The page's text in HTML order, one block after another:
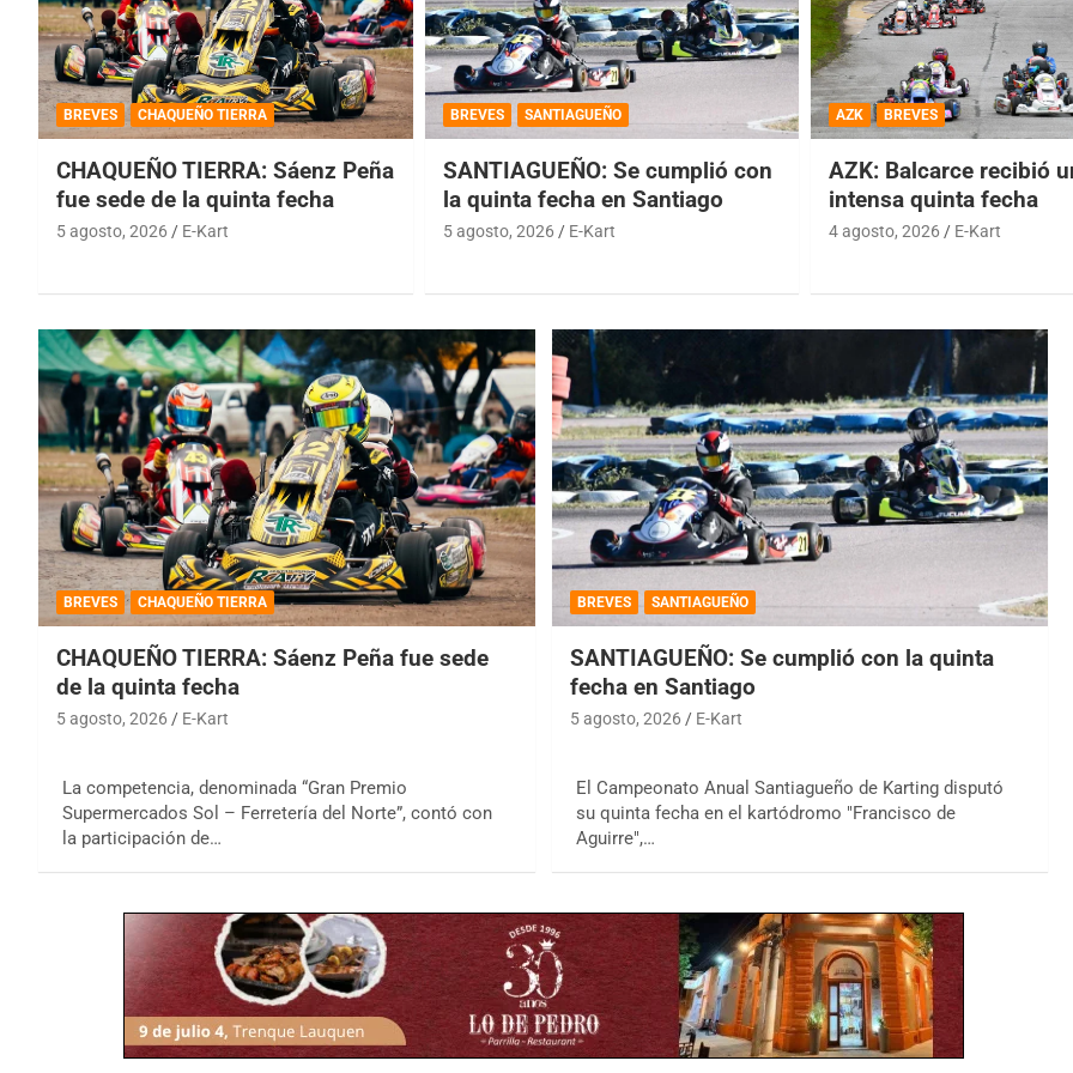
BREVES CHAQUEÑO TIERRA
CHAQUEÑO TIERRA: Sáenz Peña
fue sede de la quinta fecha
5 agosto, 2026 E-Kart
BREVES SANTIAGUEÑO
SANTIAGUEÑO: Se cumplió con
la quinta fecha en Santiago
5 agosto, 2026 E-Kart
AZK BREVES
AZK: Balcarce recibió
intensa quinta fecha
4 agosto, 2026 E-Kart
BREVES CHAQUEÑO TIERRA
CHAQUEÑO TIERRA: Sáenz Peña fue sede
de la quinta fecha
5 agosto, 2026 E-Kart
La competencia, denominada “Gran Premio
Supermercados Sol – Ferretería del Norte”, contó con
la participación de…
BREVES SANTIAGUEÑO
SANTIAGUEÑO: Se cumplió con la quinta
fecha en Santiago
5 agosto, 2026 E-Kart
El Campeonato Anual Santiagueño de Karting disputó
su quinta fecha en el kartódromo "Francisco de
Aguirre",…